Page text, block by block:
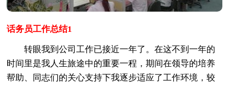
话务员工作总结1
转眼我到公司工作已接近一年了。在这不到一年的
时间里是我人生旅途中的重要一程，期间在领导的培养
帮助、同志们的关心支持下我逐步适应了工作环境，较